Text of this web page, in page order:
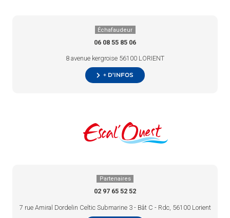
Échafaudeur
06 08 55 85 06
8 avenue kergroise 56100 LORIENT
+ d’infos
Partenaires
02 97 65 52 52
7 rue Amiral Dordelin Celtic Submarine 3 - Bât C - Rdc, 56100 Lorient